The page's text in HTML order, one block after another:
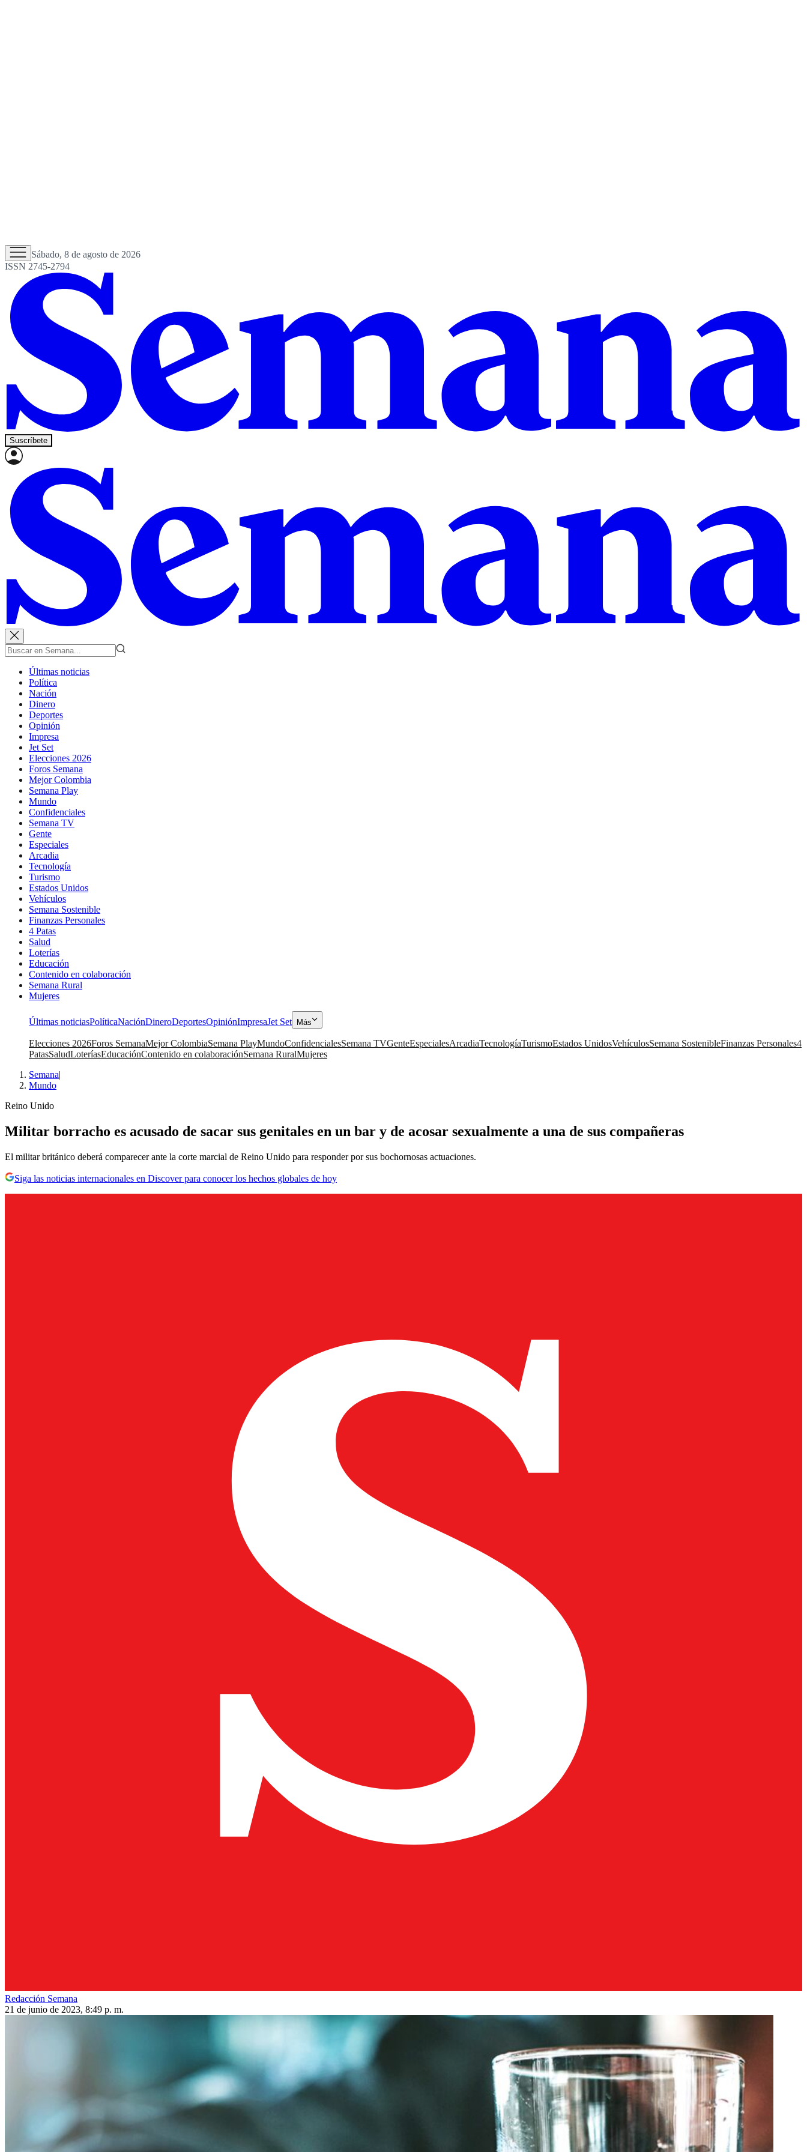
Sábado, 8 de agosto de 2026
ISSN 2745-2794
Suscríbete
Últimas noticias
Política
Nación
Dinero
Deportes
Opinión
Impresa
Jet Set
Elecciones 2026
Foros Semana
Mejor Colombia
Semana Play
Mundo
Confidenciales
Semana TV
Gente
Especiales
Arcadia
Tecnología
Turismo
Estados Unidos
Vehículos
Semana Sostenible
Finanzas Personales
4 Patas
Salud
Loterías
Educación
Contenido en colaboración
Semana Rural
Mujeres
Últimas noticiasPolíticaNaciónDineroDeportesOpiniónImpresaJet Set Más
Elecciones 2026Foros SemanaMejor ColombiaSemana PlayMundoConfidencialesSemana TVGenteEspecialesArcadiaTecnologíaTurismoEstados UnidosVehículosSemana SostenibleFinanzas Personales4
PatasSaludLoteríasEducaciónContenido en colaboraciónSemana RuralMujeres
Semana|
Mundo
Reino Unido
Militar borracho es acusado de sacar sus genitales en un bar y de acosar sexualmente a una de sus compañeras
El militar británico deberá comparecer ante la corte marcial de Reino Unido para responder por sus bochornosas actuaciones.
Siga las noticias internacionales en Discover para conocer los hechos globales de hoy
Redacción Semana
21 de junio de 2023, 8:49 p. m.